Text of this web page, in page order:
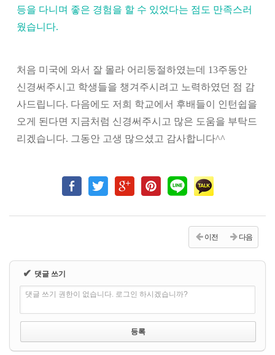
등을 다니며 좋은 경험을 할 수 있었다는 점도 만족스러
웠습니다.
처음 미국에 와서 잘 몰라 어리둥절하였는데 13주동안
신경써주시고 학생들을 챙겨주시려고 노력하였던 점 감
사드립니다. 다음에도 저희 학교에서 후배들이 인턴쉽을
오게 된다면 지금처럼 신경써주시고 많은 도움을 부탁드
리겠습니다. 그동안 고생 많으셨고 감사합니다^^
이전 다음
✔ 댓글 쓰기
댓글 쓰기 권한이 없습니다. 로그인 하시겠습니까?